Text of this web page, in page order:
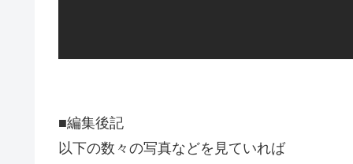
■編集後記
以下の数々の写真などを見ていれば